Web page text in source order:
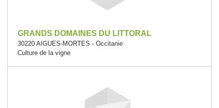
GRANDS DOMAINES DU LITTORAL
30220 AIGUES-MORTES - Occitanie
Culture de la vigne